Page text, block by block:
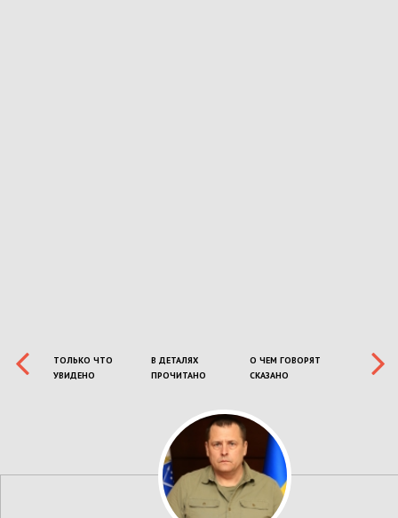
ТОЛЬКО ЧТО В ДЕТАЛЯХ
О ЧЕМ ГОВОРЯТ
УВИДЕНО
ПРОЧИТАНО СКАЗАНО